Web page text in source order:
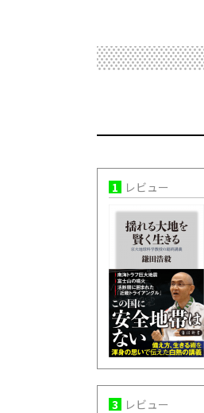
1 レビュー
3 レビュー